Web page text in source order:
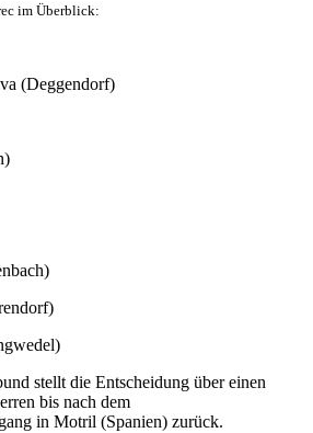
im Überblick:
(Deggendorf)
stellt die Entscheidung über einen
bis nach dem
in Motril (Spanien) zurück.